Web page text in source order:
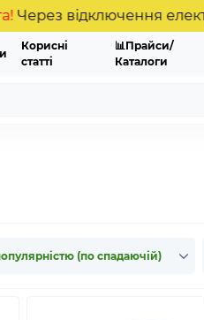
відключення
Корисні
статті
📊Прайси/
Каталоги